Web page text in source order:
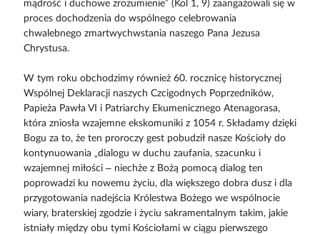
mądrość i duchowe zrozumienie” (Kol 1, 9) zaangażowali się w
proces dochodzenia do wspólnego celebrowania
chwalebnego zmartwychwstania naszego Pana Jezusa
Chrystusa.
W tym roku obchodzimy również 60. rocznicę historycznej
Wspólnej Deklaracji naszych Czcigodnych Poprzedników,
Papieża Pawła VI i Patriarchy Ekumenicznego Atenagorasa,
która zniosła wzajemne ekskomuniki z 1054 r. Składamy dzięki
Bogu za to, że ten proroczy gest pobudził nasze Kościoły do
kontynuowania „dialogu w duchu zaufania, szacunku i
wzajemnej miłości – niechże z Bożą pomocą dialog ten
poprowadzi ku nowemu życiu, dla większego dobra dusz i dla
przygotowania nadejścia Królestwa Bożego we wspólnocie
wiary, braterskiej zgodzie i życiu sakramentalnym takim, jakie
istniały między obu tymi Kościołami w ciągu pierwszego